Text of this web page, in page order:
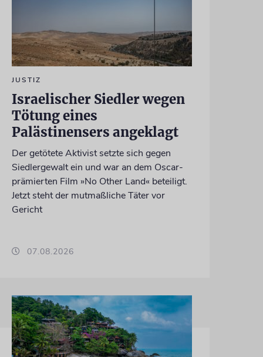
JUSTIZ
Israelischer Siedler wegen
Tötung eines
Palästinensers angeklagt
Der getötete Aktivist setzte sich gegen
Siedlergewalt ein und war an dem Oscar-
prämierten Film »No Other Land« beteiligt.
Jetzt steht der mutmaßliche Täter vor
Gericht
07.08.2026